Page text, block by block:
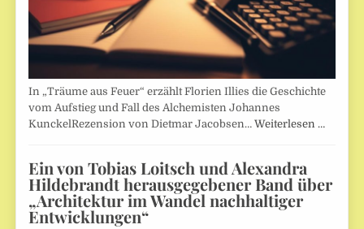
In „Träume aus Feuer“ erzählt Florien Illies die Geschichte
vom Aufstieg und Fall des Alchemisten Johannes
KunckelRezension von Dietmar Jacobsen…Weiterlesen …
Ein von Tobias Loitsch und Alexandra
Hildebrandt herausgegebener Band über
„Architektur im Wandel nachhaltiger
Entwicklungen“